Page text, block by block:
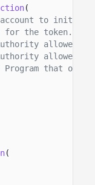
(
to
for the token.
allowed to
allowed to
that owns
(